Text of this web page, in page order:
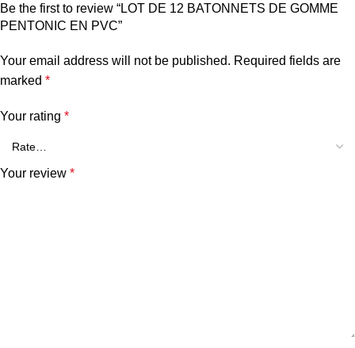
Be the first to review “LOT DE 12 BATONNETS DE GOMME
PENTONIC EN PVC”
Your email address will not be published. Required fields are
marked *
Your rating *
Your review *